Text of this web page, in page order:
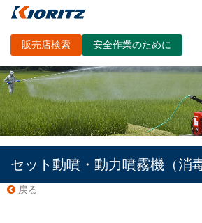
販売店検索 安全作業のために
セット動噴・動力噴霧機（消
戻る